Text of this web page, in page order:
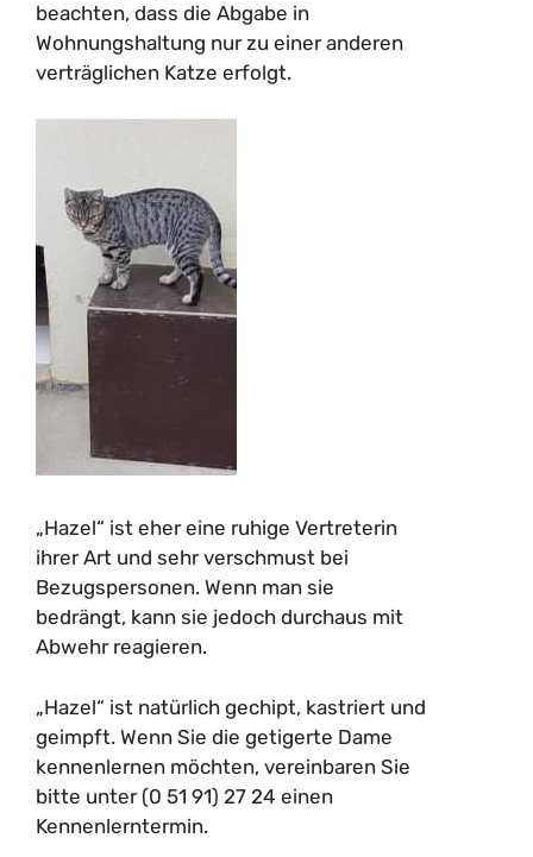
beachten, dass die Abgabe in
Wohnungshaltung nur zu einer anderen
verträglichen Katze erfolgt.
„Hazel“ ist eher eine ruhige Vertreterin
ihrer Art und sehr verschmust bei
Bezugspersonen. Wenn man sie
bedrängt, kann sie jedoch durchaus mit
Abwehr reagieren.
„Hazel“ ist natürlich gechipt, kastriert und
geimpft. Wenn Sie die getigerte Dame
kennenlernen möchten, vereinbaren Sie
bitte unter (0 51 91) 27 24 einen
Kennenlerntermin.